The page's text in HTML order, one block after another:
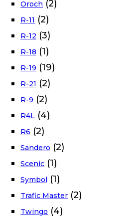
Oroch (2)
R-11 (2)
R-12 (3)
R-18 (1)
R-19 (19)
R-21 (2)
R-9 (2)
R4L (4)
R6 (2)
Sandero (2)
Scenic (1)
Symbol (1)
Trafic Master (2)
Twingo (4)